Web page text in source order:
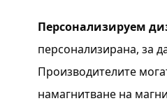
Персонализируем
персонализирана, за
Производителите
намагнитване на